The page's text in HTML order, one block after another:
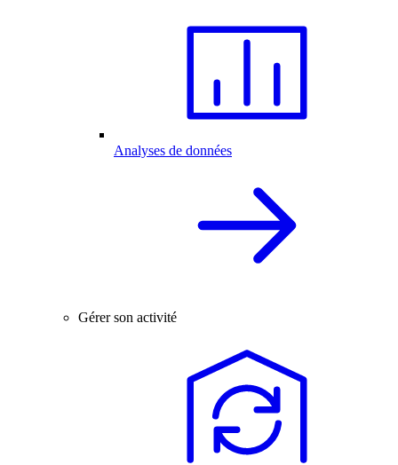
Analyses de données
Gérer son activité